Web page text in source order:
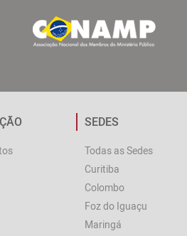
SEDES
Todas as Sedes
Curitiba
Colombo
Foz do Iguaçu
Maringá